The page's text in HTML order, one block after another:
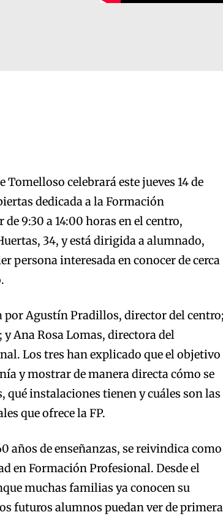
Tomelloso celebrará este jueves 14 de
dedicada a la Formación
9:30 a 14:00 horas en el centro,
34, y está dirigida a alumnado,
persona interesada en conocer de cerca
por Agustín Pradillos, director del
y Ana Rosa Lomas, directora del
Los tres han explicado que el objetivo
y mostrar de manera directa cómo se
instalaciones tienen y cuáles son las
que ofrece la FP.
años de enseñanzas, se reivindica como
en Formación Profesional. Desde el
muchas familias ya conocen su
futuros alumnos puedan ver de primera